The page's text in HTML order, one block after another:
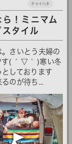
！ミニマム
タイル
。さいとう夫婦の
す( ´ ▽ ` )寒い冬
しております
のが待ち...
チャイハネ